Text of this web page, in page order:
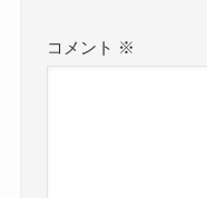
コメント ※